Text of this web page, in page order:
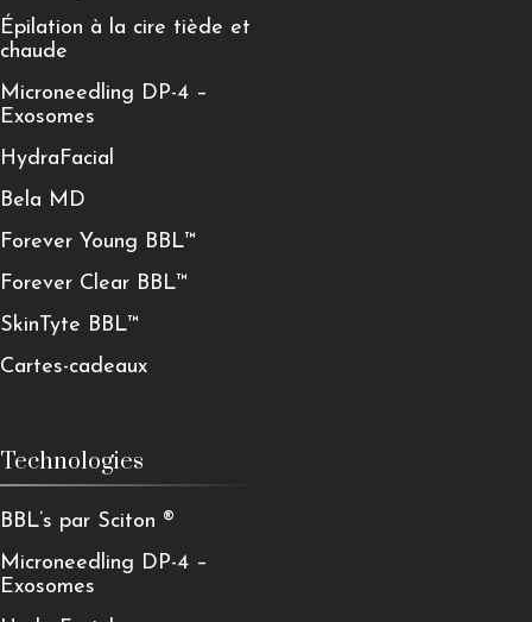
Épilation à la cire tiède et
chaude
Microneedling DP-4 –
Exosomes
HydraFacial
Bela MD
Forever Young BBL™
Forever Clear BBL™
SkinTyte BBL™
Cartes-cadeaux
Technologies
BBL’s par Sciton ®
Microneedling DP-4 –
Exosomes